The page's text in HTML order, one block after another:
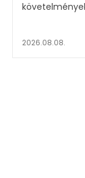
2026.08.08.